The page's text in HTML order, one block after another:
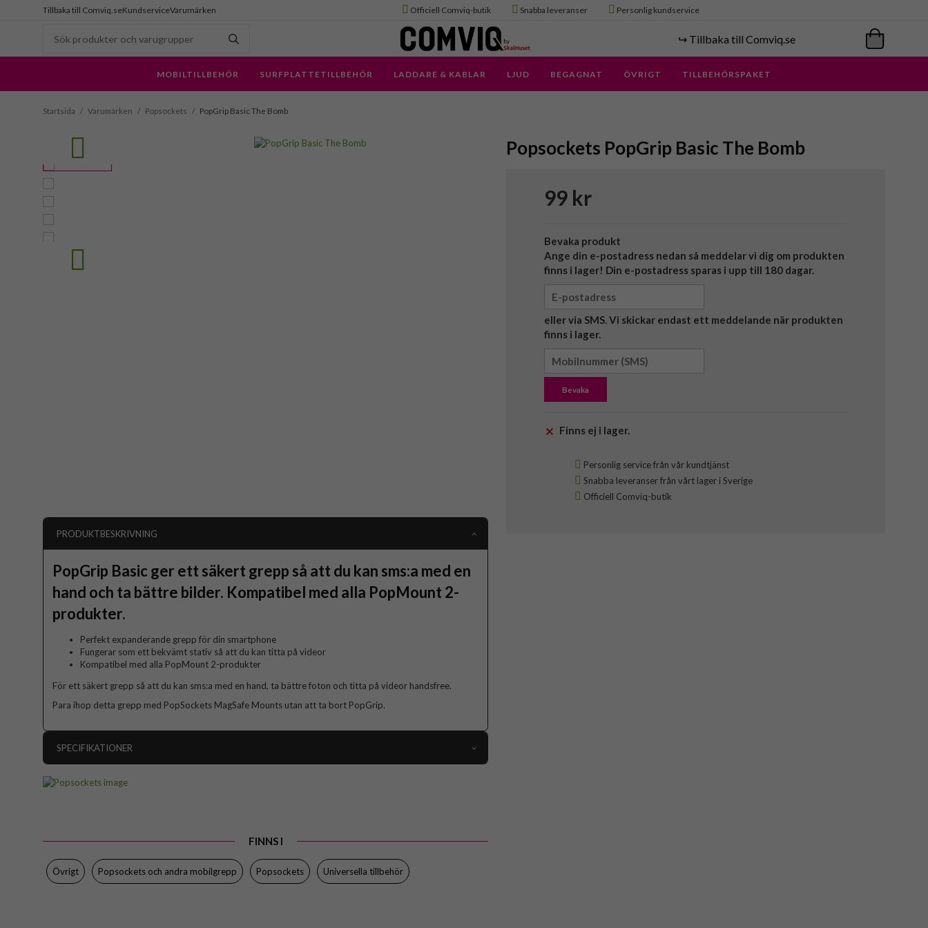
Tillbaka till Comviq.seKundserviceVarumärken Officiell Comviq-butik Snabba leveranser Personlig kundservice
↪️ Tillbaka till Comviq.se
MOBILTILLBEHÖR SURFPLATTETILLBEHÖR LADDARE & KABLAR LJUD BEGAGNAT ÖVRIGT TILLBEHÖRSPAKET
Startsida / Varumärken / Popsockets / PopGrip Basic The Bomb
Popsockets PopGrip Basic The Bomb
99 kr
Bevaka produkt
Ange din e-postadress nedan så meddelar vi dig om produkten
finns i lager! Din e-postadress sparas i upp till 180 dagar.
eller via SMS. Vi skickar endast ett meddelande när produkten
finns i lager.
Bevaka
Finns ej i lager.
Personlig service från vår kundtjänst
Snabba leveranser från vårt lager i Sverige
Officiell Comviq-butik
PRODUKTBESKRIVNING
PopGrip Basic ger ett säkert grepp så att du kan sms:a med en
hand och ta bättre bilder. Kompatibel med alla PopMount 2-
produkter.
Perfekt expanderande grepp för din smartphone
Fungerar som ett bekvämt stativ så att du kan titta på videor
Kompatibel med alla PopMount 2-produkter
För ett säkert grepp så att du kan sms:a med en hand, ta bättre foton och titta på videor handsfree.
Para ihop detta grepp med PopSockets MagSafe Mounts utan att ta bort PopGrip.
SPECIFIKATIONER
Färg
Flerfärgad
Material
Varumärke
FINNS I
Övrigt Popsockets och andra mobilgrepp Popsockets Universella tillbehör